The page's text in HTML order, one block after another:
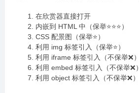
在欣赏器直接打开
内嵌到 HTML 中（保举⭐⭐⭐）
CSS 配景图（保举⭐）
利用 img 标签引入（保举⭐）
利用 iframe 标签引入（不保举❌）
利用 embed 标签引入（不保举❌）
利用 object 标签引入（不保举❌）